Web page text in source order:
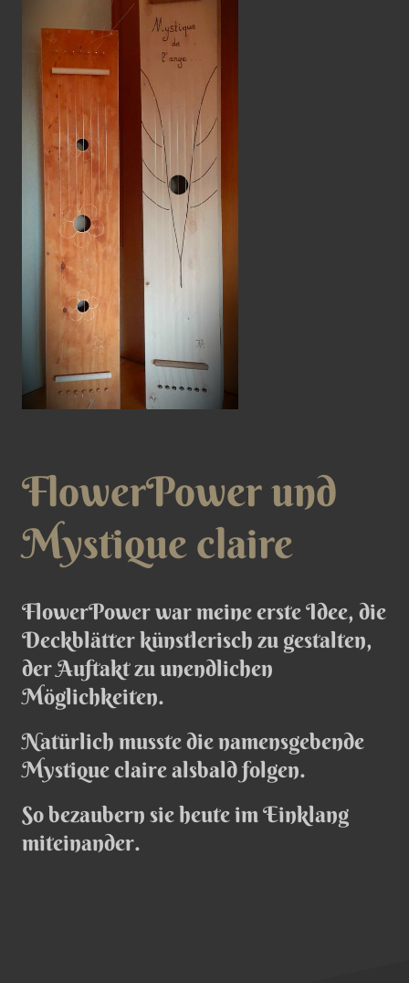
FlowerPower und
Mystique claire
FlowerPower war meine erste Idee, die
Deckblätter künstlerisch zu gestalten,
der Auftakt zu unendlichen
Möglichkeiten.
Natürlich musste die namensgebende
Mystique claire alsbald folgen.
So bezaubern sie heute im Einklang
miteinander.